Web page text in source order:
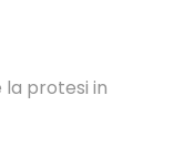
protesi in